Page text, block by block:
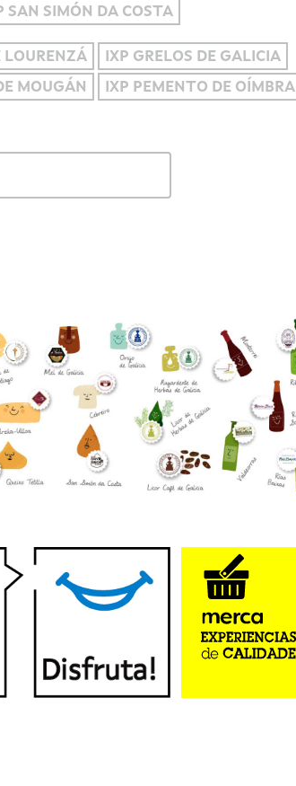
SAN SIMÓN DA COSTA
LOURENZÁ
IXP GRELOS DE GALICIA
MOUGÁN
IXP PEMENTO DE OÍMBRA